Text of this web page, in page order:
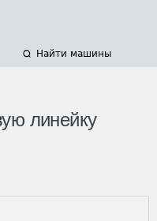
Найти машины
линейку